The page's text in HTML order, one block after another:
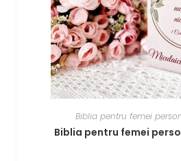
Biblia pentru femei
Biblia pentru femei